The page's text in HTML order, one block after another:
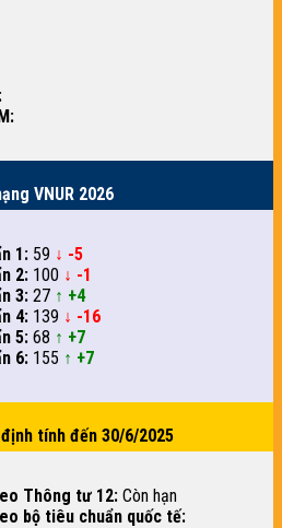
VNUR 2026
1: 59 ↓ -5
2: 100 ↓ -1
3: 27 ↑ +4
4: 139 ↓ -16
5: 68 ↑ +7
6: 155 ↑ +7
tính đến 30/6/2025
Thông tư 12: Còn hạn
bộ tiêu chuẩn quốc tế: